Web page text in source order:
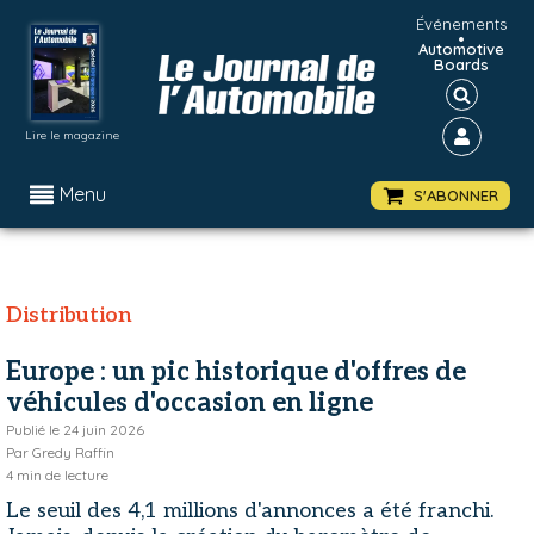
Lire le magazine
Événements
•
Automotive
Boards
Menu S'ABONNER
Distribution
Europe : un pic historique d'offres de
véhicules d'occasion en ligne
Publié le 24 juin 2026
Par Gredy Raffin
4 min de lecture
Le seuil des 4,1 millions d'annonces a été franchi.